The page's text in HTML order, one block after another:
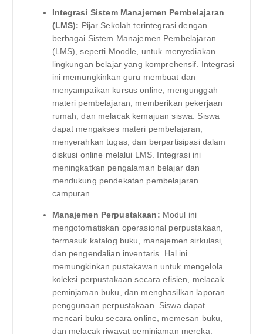
Integrasi Sistem Manajemen Pembelajaran
(LMS): Pijar Sekolah terintegrasi dengan
berbagai Sistem Manajemen Pembelajaran
(LMS), seperti Moodle, untuk menyediakan
lingkungan belajar yang komprehensif. Integrasi
ini memungkinkan guru membuat dan
menyampaikan kursus online, mengunggah
materi pembelajaran, memberikan pekerjaan
rumah, dan melacak kemajuan siswa. Siswa
dapat mengakses materi pembelajaran,
menyerahkan tugas, dan berpartisipasi dalam
diskusi online melalui LMS. Integrasi ini
meningkatkan pengalaman belajar dan
mendukung pendekatan pembelajaran
campuran.
Manajemen Perpustakaan: Modul ini
mengotomatiskan operasional perpustakaan,
termasuk katalog buku, manajemen sirkulasi,
dan pengendalian inventaris. Hal ini
memungkinkan pustakawan untuk mengelola
koleksi perpustakaan secara efisien, melacak
peminjaman buku, dan menghasilkan laporan
penggunaan perpustakaan. Siswa dapat
mencari buku secara online, memesan buku,
dan melacak riwayat peminjaman mereka.